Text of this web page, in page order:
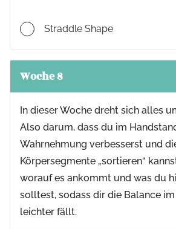
Straddle Shape
Woche 8
In dieser Woche dreht sich alles
Also darum, dass du im
Wahrnehmung verbesserst und
Körpersegmente „sortieren“
worauf es ankommt und was du
solltest, sodass dir die Balance
leichter fällt.